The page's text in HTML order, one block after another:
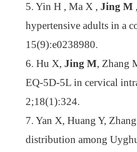
5. Yin H , Ma X , Jing M
hypertensive adults in a
15(9):e0238980.
6. Hu X, Jing M, Zhang
EQ-5D-5L in cervical
2;18(1):324.
7. Yan X, Huang Y,
distribution among